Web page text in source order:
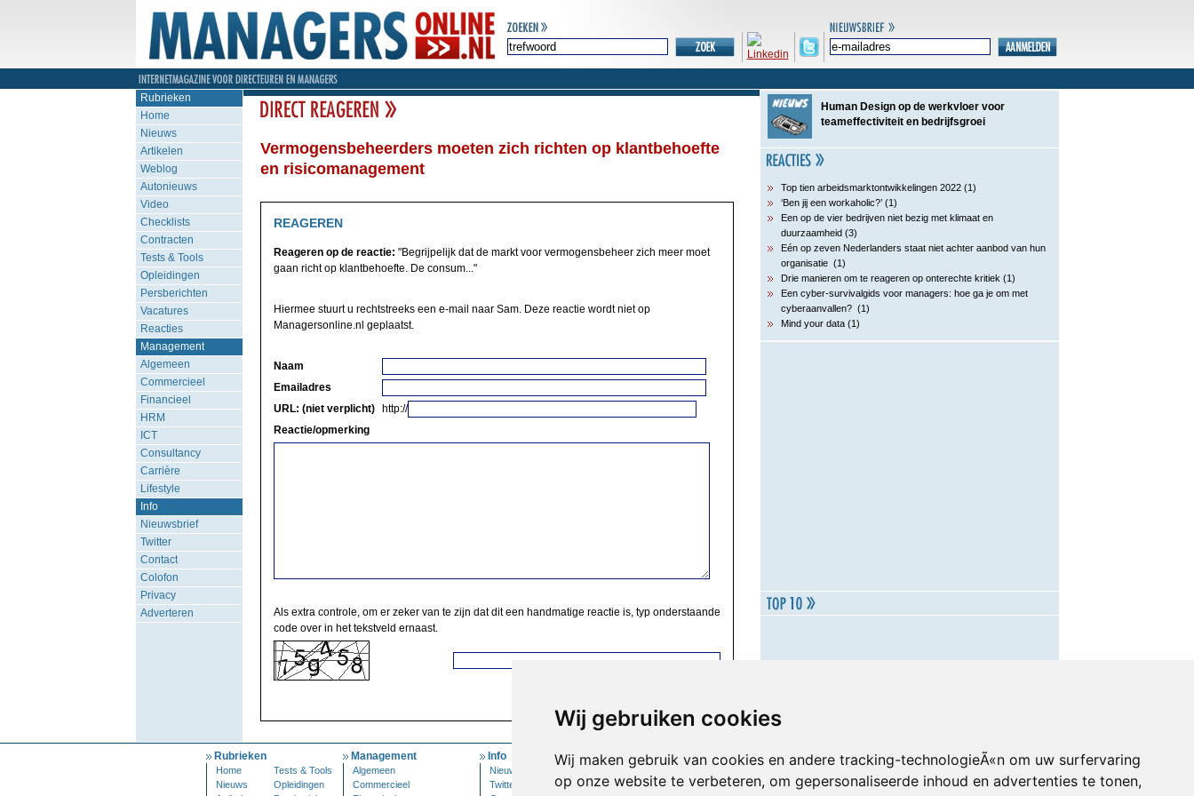
Wij gebruiken cookies
Wij maken gebruik van cookies en andere tracking-technologieÃ«n om uw surfervaring
op onze website te verbeteren, om gepersonaliseerde inhoud en advertenties te tonen,
Rubrieken
Home
Nieuws
Artikelen
Weblog
Autonieuws
Video
Checklists
Contracten
Tests & Tools
Opleidingen
Persberichten
Vacatures
Reacties
Management
Algemeen
Commercieel
Financieel
HRM
ICT
Consultancy
Carrière
Lifestyle
Info
Nieuwsbrief
Twitter
Contact
Colofon
Privacy
Adverteren
Vermogensbeheerders moeten zich richten op klantbehoefte
en risicomanagement
REAGEREN
Reageren op de reactie: "Begrijpelijk dat de markt voor vermogensbeheer zich meer moet
gaan richt op klantbehoefte. De consum..."
Hiermee stuurt u rechtstreeks een e-mail naar Sam. Deze reactie wordt niet op
Managersonline.nl geplaatst.
Naam
Emailadres
URL: (niet verplicht)
http://
Reactie/opmerking
Als extra controle, om er zeker van te zijn dat dit een handmatige reactie is, typ onderstaande
code over in het tekstveld ernaast.
Human Design op de werkvloer voor
teameffectiviteit en bedrijfsgroei
Top tien arbeidsmarktontwikkelingen 2022 (1)
‘Ben jij een workaholic?’ (1)
Een op de vier bedrijven niet bezig met klimaat en
duurzaamheid (3)
Eén op zeven Nederlanders staat niet achter aanbod van hun
organisatie (1)
Drie manieren om te reageren op onterechte kritiek (1)
Een cyber-survivalgids voor managers: hoe ga je om met
cyberaanvallen? (1)
Mind your data (1)
Rubrieken
Home
Tests & Tools
Nieuws
Opleidingen
Management
Algemeen
Commercieel
Info
Nieuwsbrief
Twitter
Mijn Account
Inloggen